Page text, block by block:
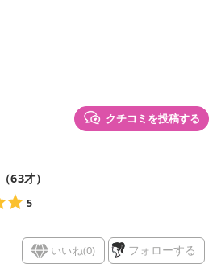
クチコミを投稿する
（63才）
5
いいね(0) フォローする